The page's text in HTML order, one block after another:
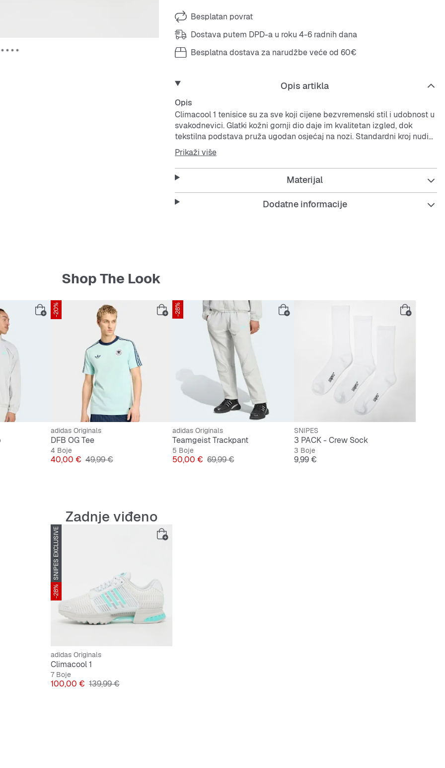
Besplatan povrat
Dostava putem DPD-a u roku 4-6 radnih dana
Besplatna dostava za narudžbe veće od 60€
Opis artikla
Opis
Climacool 1 tenisice su za sve koji cijene bezvremenski stil i udobnost u
svakodnevici. Glatki kožni gornji dio daje im kvalitetan izgled, dok
tekstilna podstava pruža ugodan osjećaj na nozi. Standardni kroj nudi
dobar balans između potpore i slobode pokreta, što ove tenisice čini
idealnim izborom za gradske avanture i opuštene dane. Gumeni potplat
osigurava dobar grip. adidas spaja tradiciju i moderan dizajn,
omogućujući ti da s povjerenjem pokažeš svoj stil. Uživaj u klasičnom
izgledu i visokoj udobnosti koje ove tenisice čine nezaobilaznim dijelom
tvoje kolekcije.
Prikaži više
Materijal
Dodatne informacije
Shop The Look
-20%
adidas Originals
DFB OG Tee
4 Boje
Cijena
40,00 € Originalna cijena
49,99 €
-28%
adidas Originals
Teamgeist Trackpant
5 Boje
Cijena
50,00 € Originalna cijena
69,99 €
SNIPES
3 PACK - Crew Sock
3 Boje
Cijena
9,99 €
Zadnje viđeno
SNIPES EXCLUSIVE
-28%
adidas Originals
Climacool 1
7 Boje
Cijena
100,00 € Originalna cijena
139,99 €